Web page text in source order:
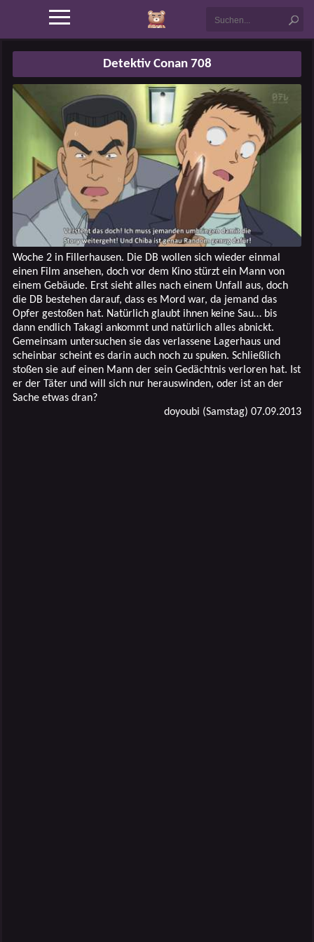
Detektiv Conan 708
Woche 2 in Fillerhausen. Die DB wollen sich wieder einmal
einen Film ansehen, doch vor dem Kino stürzt ein Mann von
einem Gebäude. Erst sieht alles nach einem Unfall aus, doch
die DB bestehen darauf, dass es Mord war, da jemand das
Opfer gestoßen hat. Natürlich glaubt ihnen keine Sau… bis
dann endlich Takagi ankommt und natürlich alles abnickt.
Gemeinsam untersuchen sie das verlassene Lagerhaus und
scheinbar scheint es darin auch noch zu spuken. Schließlich
stoßen sie auf einen Mann der sein Gedächtnis verloren hat. Ist
er der Täter und will sich nur herauswinden, oder ist an der
Sache etwas dran?
doyoubi (Samstag) 07.09.2013